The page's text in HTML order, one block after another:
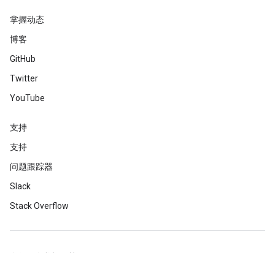
掌握动态
博客
GitHub
Twitter
YouTube
支持
支持
问题跟踪器
Slack
Stack Overflow